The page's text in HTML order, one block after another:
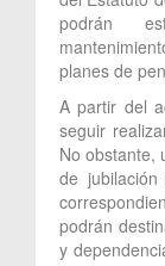
podrán
planes de
A partir del
seguir
No obstante,
de
podrán
y